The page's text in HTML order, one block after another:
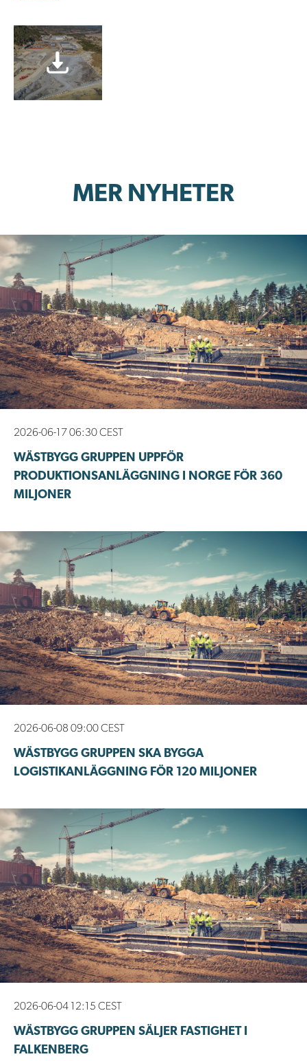
MER NYHETER
2026-06-17 06:30 CEST
WÄSTBYGG GRUPPEN UPPFÖR
PRODUKTIONSANLÄGGNING I NORGE FÖR 360
MILJONER
2026-06-08 09:00 CEST
WÄSTBYGG GRUPPEN SKA BYGGA
LOGISTIKANLÄGGNING FÖR 120 MILJONER
2026-06-04 12:15 CEST
WÄSTBYGG GRUPPEN SÄLJER FASTIGHET I
FALKENBERG